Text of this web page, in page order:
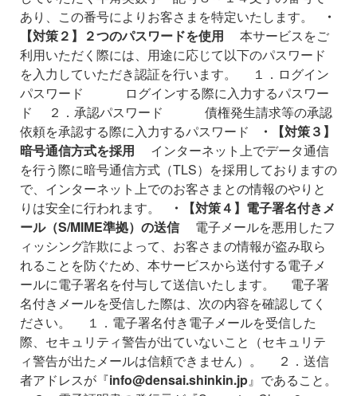
あり、この番号によりお客さまを特定いたします。
・
【対策２】２つのパスワードを使用
本サービスをご
利用いただく際には、用途に応じて以下のパスワード
を入力していただき認証を行います。
１．ログイン
パスワード
ログインする際に入力するパスワー
ド
２．承認パスワード
債権発生請求等の承認
依頼を承認する際に入力するパスワード
・【対策３】
暗号通信方式を採用
インターネット上でデータ通信
を行う際に暗号通信方式（TLS）を採用しておりますの
で、インターネット上でのお客さまとの情報のやりと
りは安全に行われます。
・【対策４】電子署名付きメ
ール（S/MIME準拠）の送信
電子メールを悪用したフ
ィッシング詐欺によって、お客さまの情報が盗み取ら
れることを防ぐため、本サービスから送付する電子メ
ールに電子署名を付与して送信いたします。
電子署
名付きメールを受信した際は、次の内容を確認してく
ださい。
１．電子署名付き電子メールを受信した
際、セキュリティ警告が出ていないこと（セキュリテ
ィ警告が出たメールは信頼できません）。
２．送信
者アドレスが『info@densai.shinkin.jp』であること。